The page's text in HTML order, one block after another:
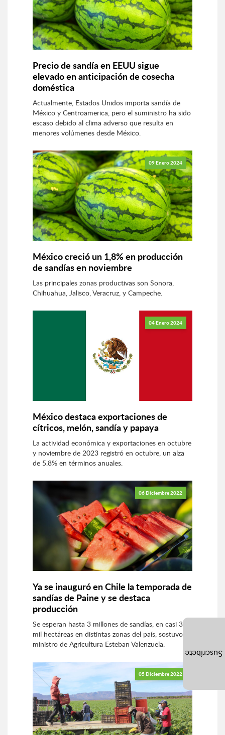
Precio de sandía en EEUU sigue
elevado en anticipación de cosecha
doméstica
Actualmente, Estados Unidos importa sandía de
México y Centroamerica, pero el suministro ha sido
escaso debido al clima adverso que resulta en
menores volúmenes desde México.
09 Enero 2024
México creció un 1,8% en producción
de sandías en noviembre
Las principales zonas productivas son Sonora,
Chihuahua, Jalisco, Veracruz, y Campeche.
04 Enero 2024
México destaca exportaciones de
cítricos, melón, sandía y papaya
La actividad económica y exportaciones en octubre
y noviembre de 2023 registró en octubre, un alza
de 5.8% en términos anuales.
06 Diciembre 2022
Ya se inauguró en Chile la temporada de
sandías de Paine y se destaca
producción
Se esperan hasta 3 millones de sandías, en casi 3
mil hectáreas en distintas zonas del país, sostuvo el
ministro de Agricultura Esteban Valenzuela.
05 Diciembre 2022
Suscríbete